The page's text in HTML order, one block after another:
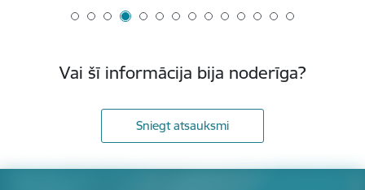
Vai šī informācija bija noderīga?
Sniegt atsauksmi